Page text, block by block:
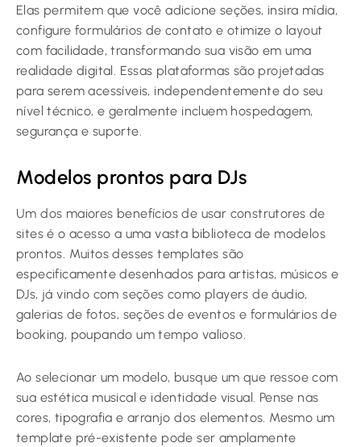
Elas permitem que você adicione seções, insira mídia,
configure formulários de contato e otimize o layout
com facilidade, transformando sua visão em uma
realidade digital. Essas plataformas são projetadas
para serem acessíveis, independentemente do seu
nível técnico, e geralmente incluem hospedagem,
segurança e suporte.
Modelos prontos para DJs
Um dos maiores benefícios de usar construtores de
sites é o acesso a uma vasta biblioteca de modelos
prontos. Muitos desses templates são
especificamente desenhados para artistas, músicos e
DJs, já vindo com seções como players de áudio,
galerias de fotos, seções de eventos e formulários de
booking, poupando um tempo valioso.
Ao selecionar um modelo, busque um que ressoe com
sua estética musical e identidade visual. Pense nas
cores, tipografia e arranjo dos elementos. Mesmo um
template pré-existente pode ser amplamente